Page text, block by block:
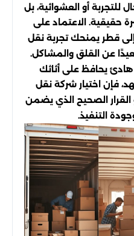
للتجربة أو العشوائية، بل
حقيقية. الاعتماد على
قطر يمنحك تجربة نقل
عن القلق والمشاكل.
هادئ يحافظ على أثاثك
فإن اختيار شركة نقل
الصحيح الذي يضمن
التنفيذ.